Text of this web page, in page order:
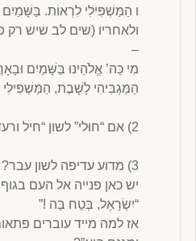
ו הַמַּשְׁפִּילִי לִרְאוֹת. בַּשָּׁמַיִם
ולאחריו (שים לב שיש רק
–
מִי כַּה’ אֱלֹהֵינוּ בַּשָּׁמַיִם
הַמַּגְבִּיהִי לָשָׁבֶת, הַמַּשְׁפִּילִי
2) אם “חוּלי” לשון “חיל ורעדה”, היה צ”ל “חִילי”.
3) מדוע עדיפה לשון
יש כאן פנייה אל העם בגוף
“יִשְׂרָאֵל, בְּטַח בַּה !”
אז למה מייד עוברים